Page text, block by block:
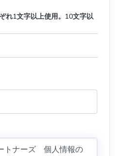
れ1文字以上使用。10文字以